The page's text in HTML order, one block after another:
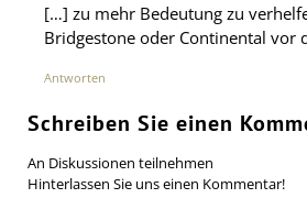
[…] zu mehr Bedeutung zu
Bridgestone oder Continental
Antworten
Schreiben Sie einen
An Diskussionen teilnehmen
Hinterlassen Sie uns einen Kommentar!